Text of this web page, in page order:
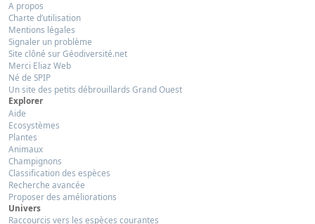
A propos
Charte d’utilisation
Mentions légales
Signaler un problème
Site clôné sur Géodiversité.net
Merci Eliaz Web
Né de SPIP
Un site des petits débrouillards Grand Ouest
Explorer
Aide
Ecosystèmes
Plantes
Animaux
Champignons
Classification des espèces
Recherche avancée
Proposer des améliorations
Univers
Raccourcis vers les espèces courantes